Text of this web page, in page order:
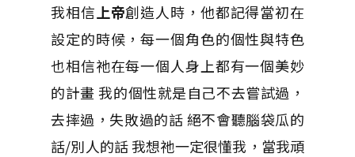
我相信上帝創造人時，他都記得當初在
設定的時候，每一個角色的個性與特色
也相信祂在每一個人身上都有一個美妙
的計畫 我的個性就是自己不去嘗試過，
去摔過，失敗過的話 絕不會聽腦袋瓜的
話/別人的話 我想祂一定很懂我，當我頑